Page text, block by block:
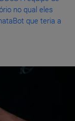
no qual eles
que teria a